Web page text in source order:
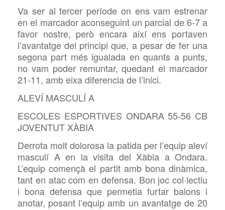
Va ser al tercer període on ens vam estrenar
en el marcador aconseguint un parcial de 6-7 a
favor nostre, però encara així ens portaven
l’avantatge del principi que, a pesar de fer una
segona part més igualada en quants a punts,
no vam poder remuntar, quedant el marcador
21-11, amb eixa diferencia de l’inici.
ALEVÍ MASCULÍ A
ESCOLES ESPORTIVES ONDARA 55-56 CB
JOVENTUT XÀBIA
Derrota molt dolorosa la patida per l’equip aleví
masculí A en la visita del Xàbia a Ondara.
L’equip començà el partit amb bona dinàmica,
tant en atac com en defensa. Bon joc col·lectiu
i bona defensa que permetia furtar balons i
anotar, posant l’equip amb un avantatge de 20